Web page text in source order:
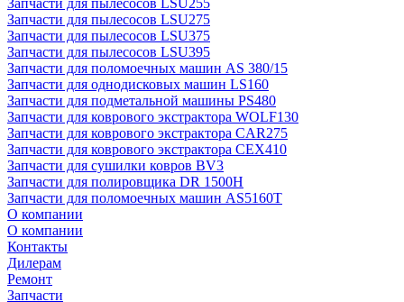
Запчасти для пылесосов LSU255
Запчасти для пылесосов LSU275
Запчасти для пылесосов LSU375
Запчасти для пылесосов LSU395
Запчасти для поломоечных машин AS 380/15
Запчасти для однодисковых машин LS160
Запчасти для подметальной машины PS480
Запчасти для коврового экстрактора WOLF130
Запчасти для коврового экстрактора CAR275
Запчасти для коврового экстрактора CEX410
Запчасти для сушилки ковров BV3
Запчасти для полировщика DR 1500H
Запчасти для поломоечных машин AS5160T
О компании
О компании
Контакты
Дилерам
Ремонт
Запчасти